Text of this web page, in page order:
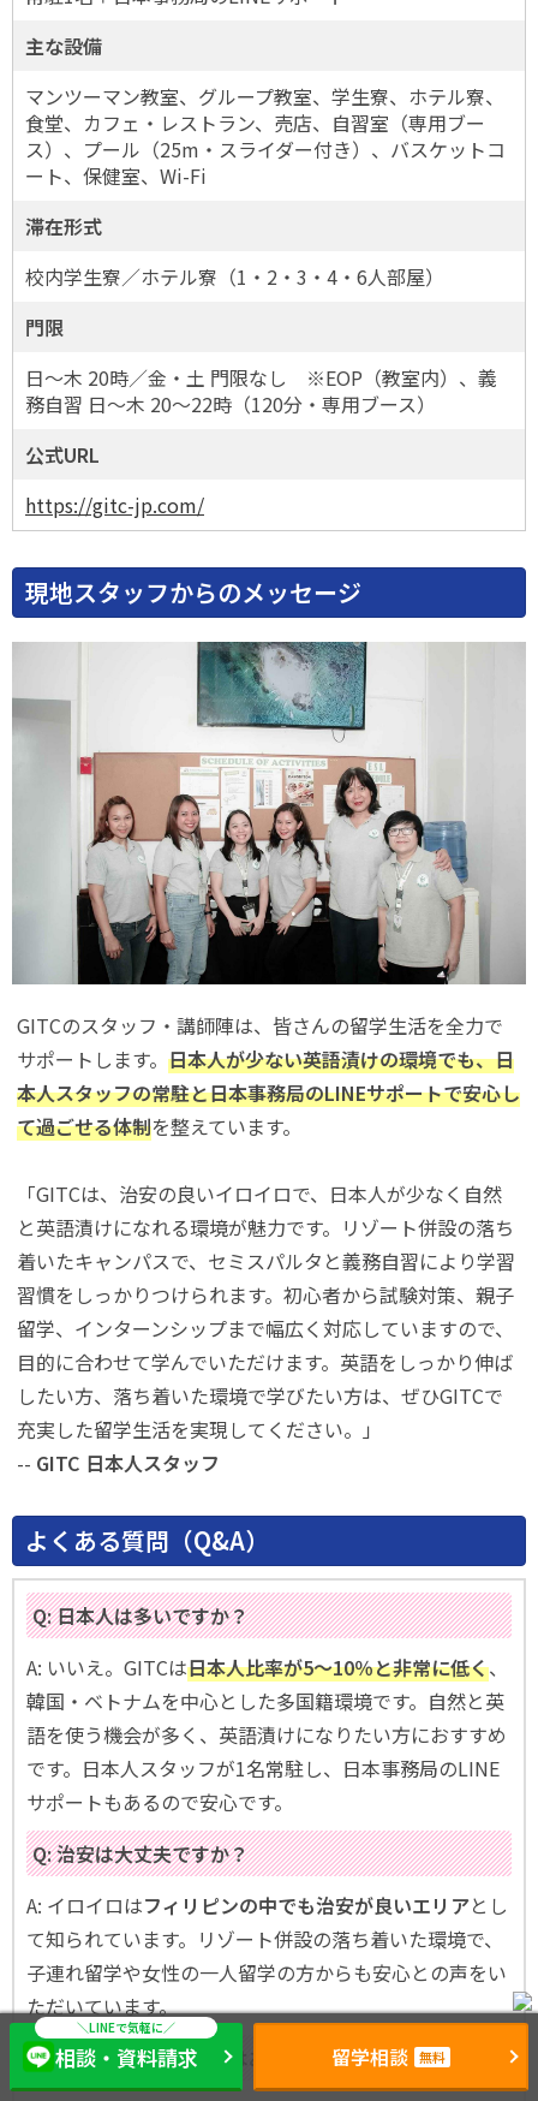
主な設備
マンツーマン教室、グループ教室、学生寮、ホテル寮、
食堂、カフェ・レストラン、売店、自習室（専用ブー
ス）、プール（25m・スライダー付き）、バスケットコ
ート、保健室、Wi-Fi
滞在形式
校内学生寮／ホテル寮（1・2・3・4・6人部屋）
門限
日〜木 20時／金・土 門限なし ※EOP（教室内）、義
務自習 日〜木 20〜22時（120分・専用ブース）
公式URL
https://gitc-jp.com/
現地スタッフからのメッセージ
GITCのスタッフ・講師陣は、皆さんの留学生活を全力で
サポートします。日本人が少ない英語漬けの環境でも、日
本人スタッフの常駐と日本事務局のLINEサポートで安心し
て過ごせる体制を整えています。
「GITCは、治安の良いイロイロで、日本人が少なく自然
と英語漬けになれる環境が魅力です。リゾート併設の落ち
着いたキャンパスで、セミスパルタと義務自習により学習
習慣をしっかりつけられます。初心者から試験対策、親子
留学、インターンシップまで幅広く対応していますので、
目的に合わせて学んでいただけます。英語をしっかり伸ば
したい方、落ち着いた環境で学びたい方は、ぜひGITCで
充実した留学生活を実現してください。」
-- GITC 日本人スタッフ
よくある質問（Q&A）
Q: 日本人は多いですか？
A: いいえ。GITCは日本人比率が5〜10％と非常に低く、
韓国・ベトナムを中心とした多国籍環境です。自然と英
語を使う機会が多く、英語漬けになりたい方におすすめ
です。日本人スタッフが1名常駐し、日本事務局のLINE
サポートもあるので安心です。
Q: 治安は大丈夫ですか？
A: イロイロはフィリピンの中でも治安が良いエリアとし
て知られています。リゾート併設の落ち着いた環境で、
子連れ留学や女性の一人留学の方からも安心との声をい
ただいています。
Q: 門限や自習のルールはありますか？
相談・資料請求 留学相談 無料